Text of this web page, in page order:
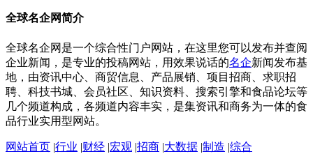
全球名企网简介
全球名企网是一个综合性门户网站，在这里您可以发布并查阅
企业新闻，是专业的投稿网站，用效果说话的名企新闻发布基
地，由资讯中心、商贸信息、产品展销、项目招商、求职招
聘、科技书城、会员社区、知识资料、搜索引擎和食品论坛等
几个频道构成，各频道内容丰实，是集资讯和商务为一体的食
品行业实用型网站。
网站首页 |行业 |财经 |宏观 |招商 |大数据 |制造 |综合